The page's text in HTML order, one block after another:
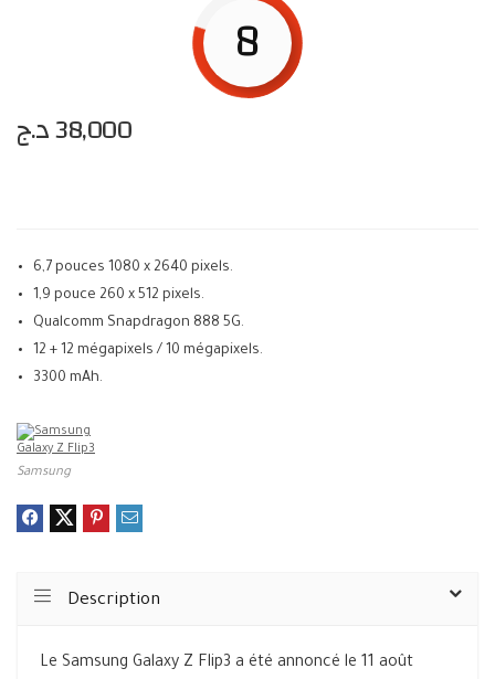
8
38,000د.ج
6,7 pouces 1080 x 2640 pixels.
1,9 pouce 260 x 512 pixels.
Qualcomm Snapdragon 888 5G.
12 + 12 mégapixels / 10 mégapixels.
3300 mAh.
Samsung
Description
Le Samsung Galaxy Z Flip3 a été annoncé le 11 août